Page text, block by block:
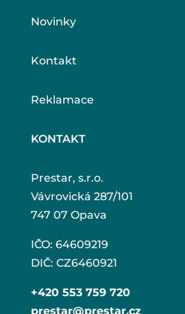
Novinky
Kontakt
Reklamace
KONTAKT
Prestar, s.r.o.
Vávrovická 287/101
747 07 Opava
IČO: 64609219
DIČ: CZ6460921
+420 553 759 720
prestar@prestar.cz